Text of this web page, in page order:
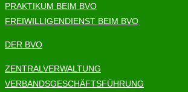
PRAKTIKUM BEIM BVO
FREIWILLIGENDIENST BEIM BVO
DER BVO
ZENTRALVERWALTUNG
VERBANDSGESCHÄFTSFÜHRUNG